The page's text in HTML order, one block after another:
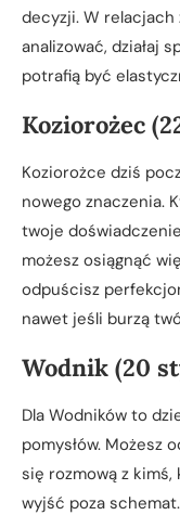
decyzji. W relacjach
analizować, działaj
potrafią być
Koziorożec
Koziorożce dziś
nowego znaczenia.
twoje
możesz osiągnąć
odpuścisz
nawet jeśli burzą
Wodnik (20
Dla Wodników to
pomysłów. Możesz
się rozmową z kimś,
wyjść poza